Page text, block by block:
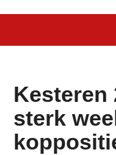
Kesteren
sterk